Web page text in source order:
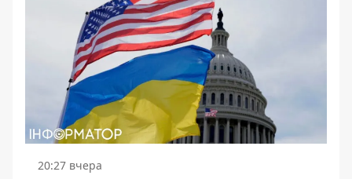
20:27 вчера